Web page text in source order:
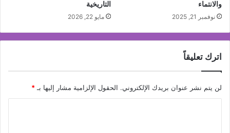
والانتماء
نوفمبر 21, 2025
التاريخية
مايو 22, 2026
اترك تعليقاً
لن يتم نشر عنوان بريدك الإلكتروني. الحقول الإلزامية مشار إليها بـ*